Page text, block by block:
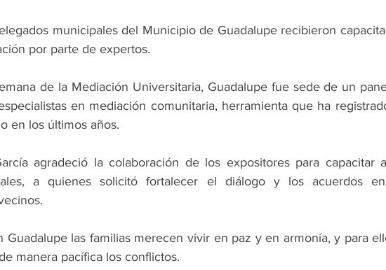
municipales del Municipio de Guadalupe recibieron
por parte de expertos.
de la Mediación Universitaria, Guadalupe fue sede de un
en mediación comunitaria, herramienta que ha
en los últimos años.
agradeció la colaboración de los expositores para capacitar
a quienes solicitó fortalecer el diálogo y los acuerdos
Guadalupe las familias merecen vivir en paz y en armonía, y para
manera pacífica los conflictos.